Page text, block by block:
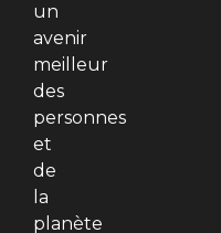
un
avenir
meilleur
des
personnes
et
de
la
planète